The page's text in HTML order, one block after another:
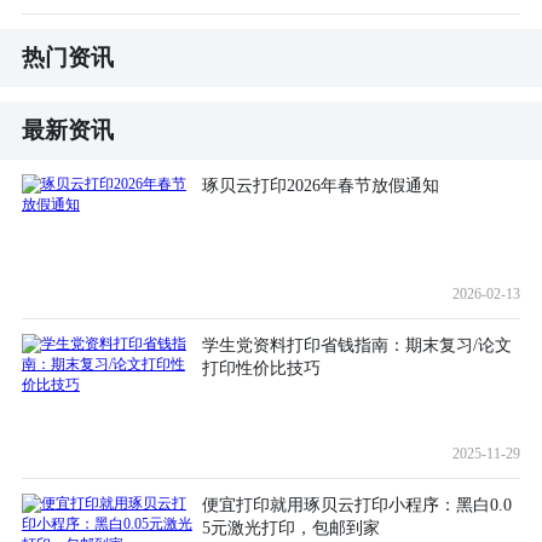
热门资讯
最新资讯
琢贝云打印2026年春节放假通知
2026-02-13
学生党资料打印省钱指南：期末复习/论文
打印性价比技巧
2025-11-29
便宜打印就用琢贝云打印小程序：黑白0.0
5元激光打印，包邮到家